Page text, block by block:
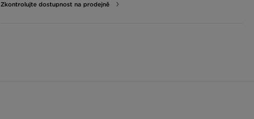
Zkontrolujte dostupnost na prodejně